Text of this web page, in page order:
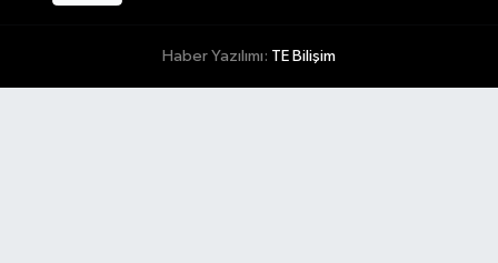
Haber Yazılımı: TE Bilişim